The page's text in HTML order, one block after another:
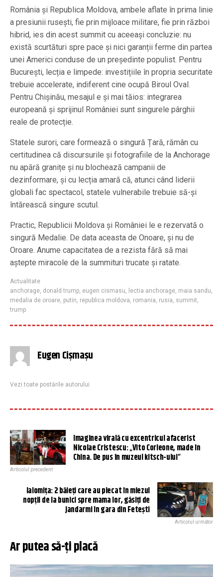
România și Republica Moldova, ambele aflate în prima linie
a presiunii rusești, fie prin mijloace militare, fie prin război
hibrid, ies din acest summit cu aceeași concluzie: nu
există scurtături spre pace și nici garanții ferme din partea
unei Americi conduse de un președinte populist. Pentru
București, lecția e limpede: investițiile în propria securitate
trebuie accelerate, indiferent cine ocupă Biroul Oval.
Pentru Chișinău, mesajul e și mai tăios: integrarea
europeană și sprijinul României sunt singurele pârghii
reale de protecție.
Statele surori, care formează o singură Țară, rămân cu
certitudinea că discursurile și fotografiile de la Anchorage
nu apără granițe și nu blochează campanii de
dezinformare, și cu lecția amară că, atunci când liderii
globali fac spectacol, statele vulnerabile trebuie să-și
întărească singure scutul.
Practic, Republicii Moldova și României le e rezervată o
singură Medalie. De data aceasta de Onoare, și nu de
Oroare. Anume capacitatea de a rezista fără să mai
aștepte miracole de la summituri trucate și ratate.
Actualitate
anchorage donald trump eugen cismasu lectia anchorage maia sandu
medalia de oroare putin republica moldova romania rusia summit
trump
Eugen Cișmașu
Vezi toate postările autorului
Imaginea virală cu excentricul afacerist
Nicolae Cristescu: „Vito Corleone, made în
China. De pus în muzeul kitsch-ului”
Articolul precedent
Ialomiţa: 2 băieţi care au plecat în miezul
nopţii de la bunici spre mama lor, găsiţi de
jandarmi în gara din Feteşti
Articolul următor
Ar putea să-ți placă